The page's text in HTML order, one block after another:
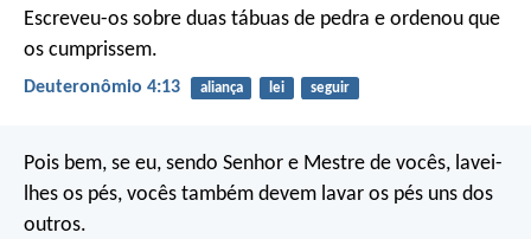
Escreveu-os sobre duas tábuas de pedra e ordenou que
os cumprissem.
Deuteronômio 4:13 aliança lei seguir
Pois bem, se eu, sendo Senhor e Mestre de vocês, lavei-
lhes os pés, vocês também devem lavar os pés uns dos
outros.